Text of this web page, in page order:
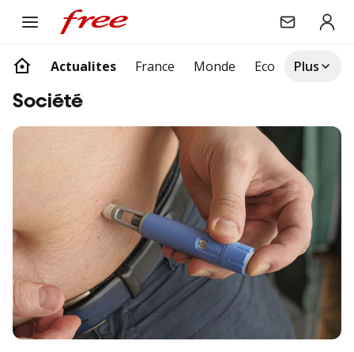
Actualites France Monde Eco Société
Plus
société